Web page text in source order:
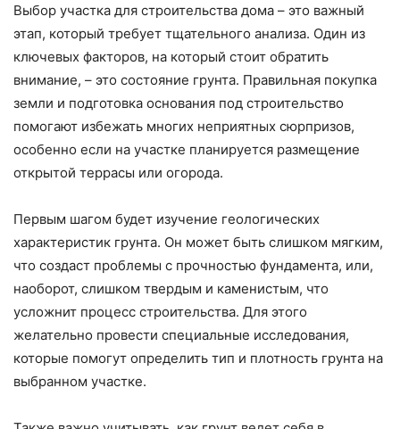
Выбор участка для строительства дома – это важный
этап, который требует тщательного анализа. Один из
ключевых факторов, на который стоит обратить
внимание, – это состояние грунта. Правильная покупка
земли и подготовка основания под строительство
помогают избежать многих неприятных сюрпризов,
особенно если на участке планируется размещение
открытой террасы или огорода.
Первым шагом будет изучение геологических
характеристик грунта. Он может быть слишком мягким,
что создаст проблемы с прочностью фундамента, или,
наоборот, слишком твердым и каменистым, что
усложнит процесс строительства. Для этого
желательно провести специальные исследования,
которые помогут определить тип и плотность грунта на
выбранном участке.